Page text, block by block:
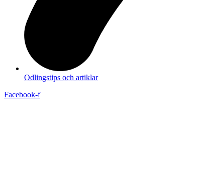
Odlingstips och artiklar
Facebook-f